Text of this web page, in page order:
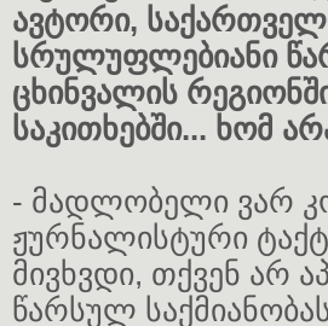
ავტორი,
სრულუფლებიანი
ცხინვალის
საკითხებში... ხომ
- მადლობელი ვარ
ჟურნალისტური
მივხვდი, თქვენ არ
წარსულ